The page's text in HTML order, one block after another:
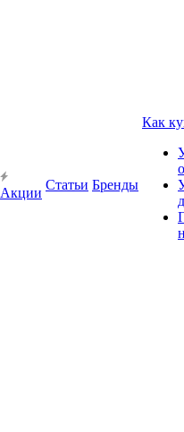
Акции
Статьи Бренды
Как